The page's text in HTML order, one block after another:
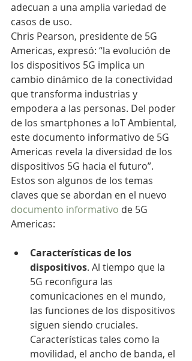
adecuan a una amplia variedad de
casos de uso.
Chris Pearson, presidente de 5G
Americas, expresó: “la evolución de
los dispositivos 5G implica un
cambio dinámico de la conectividad
que transforma industrias y
empodera a las personas. Del poder
de los smartphones a IoT Ambiental,
este documento informativo de 5G
Americas revela la diversidad de los
dispositivos 5G hacia el futuro”.
Estos son algunos de los temas
claves que se abordan en el nuevo
documento informativo de 5G
Americas:
Características de los
dispositivos. Al tiempo que la
5G reconfigura las
comunicaciones en el mundo,
las funciones de los dispositivos
siguen siendo cruciales.
Características tales como la
movilidad, el ancho de banda, el